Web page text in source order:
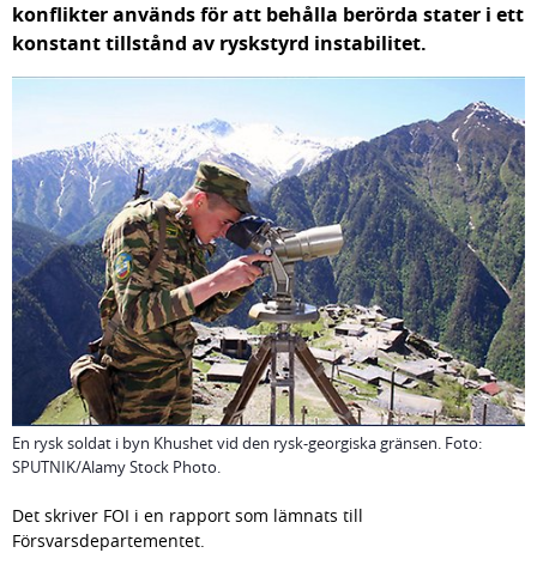
konflikter används för att behålla berörda stater i ett
konstant tillstånd av ryskstyrd instabilitet.
En rysk soldat i byn Khushet vid den rysk-georgiska gränsen. Foto:
SPUTNIK/Alamy Stock Photo.
Det skriver FOI i en rapport som lämnats till
Försvarsdepartementet.